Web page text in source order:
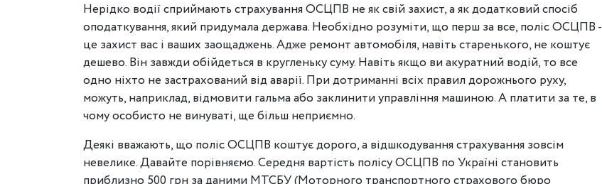
Нерідко водії сприймають страхування ОСЦПВ не як свій захист, а як додатковий спосіб
оподаткування, який придумала держава. Необхідно розуміти, що перш за все, поліс ОСЦПВ -
це захист вас і ваших заощаджень. Адже ремонт автомобіля, навіть старенького, не коштує
дешево. Він завжди обійдеться в кругленьку суму. Навіть якщо ви акуратний водій, то все
одно ніхто не застрахований від аварії. При дотриманні всіх правил дорожнього руху,
можуть, наприклад, відмовити гальма або заклинити управління машиною. А платити за те, в
чому особисто не винуваті, ще більш неприємно.
Деякі вважають, що поліс ОСЦПВ коштує дорого, а відшкодування страхування зовсім
невелике. Давайте порівняємо. Середня вартість полісу ОСЦПВ по Україні становить